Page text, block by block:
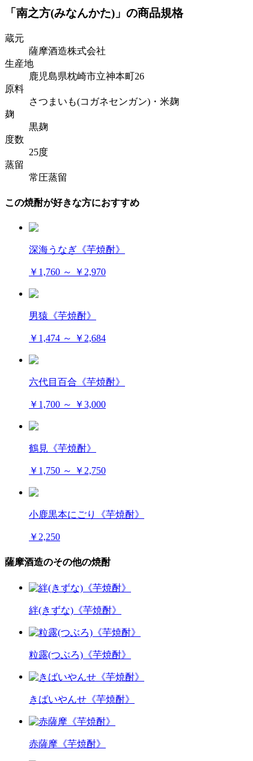
「南之方(みなんかた)」の商品規格
蔵元
薩摩酒造株式会社
生産地
鹿児島県枕崎市立神本町26
原料
さつまいも(コガネセンガン)・米麹
麹
黒麹
度数
25度
蒸留
常圧蒸留
この焼酎が好きな方におすすめ
深海うなぎ《芋焼酎》
￥1,760 ～ ￥2,970
男猿《芋焼酎》
￥1,474 ～ ￥2,684
六代目百合《芋焼酎》
￥1,700 ～ ￥3,000
鶴見《芋焼酎》
￥1,750 ～ ￥2,750
小鹿黒本にごり《芋焼酎》
￥2,250
薩摩酒造のその他の焼酎
絆(きずな)《芋焼酎》
粒露(つぶろ)《芋焼酎》
きばいやんせ《芋焼酎》
赤薩摩《芋焼酎》